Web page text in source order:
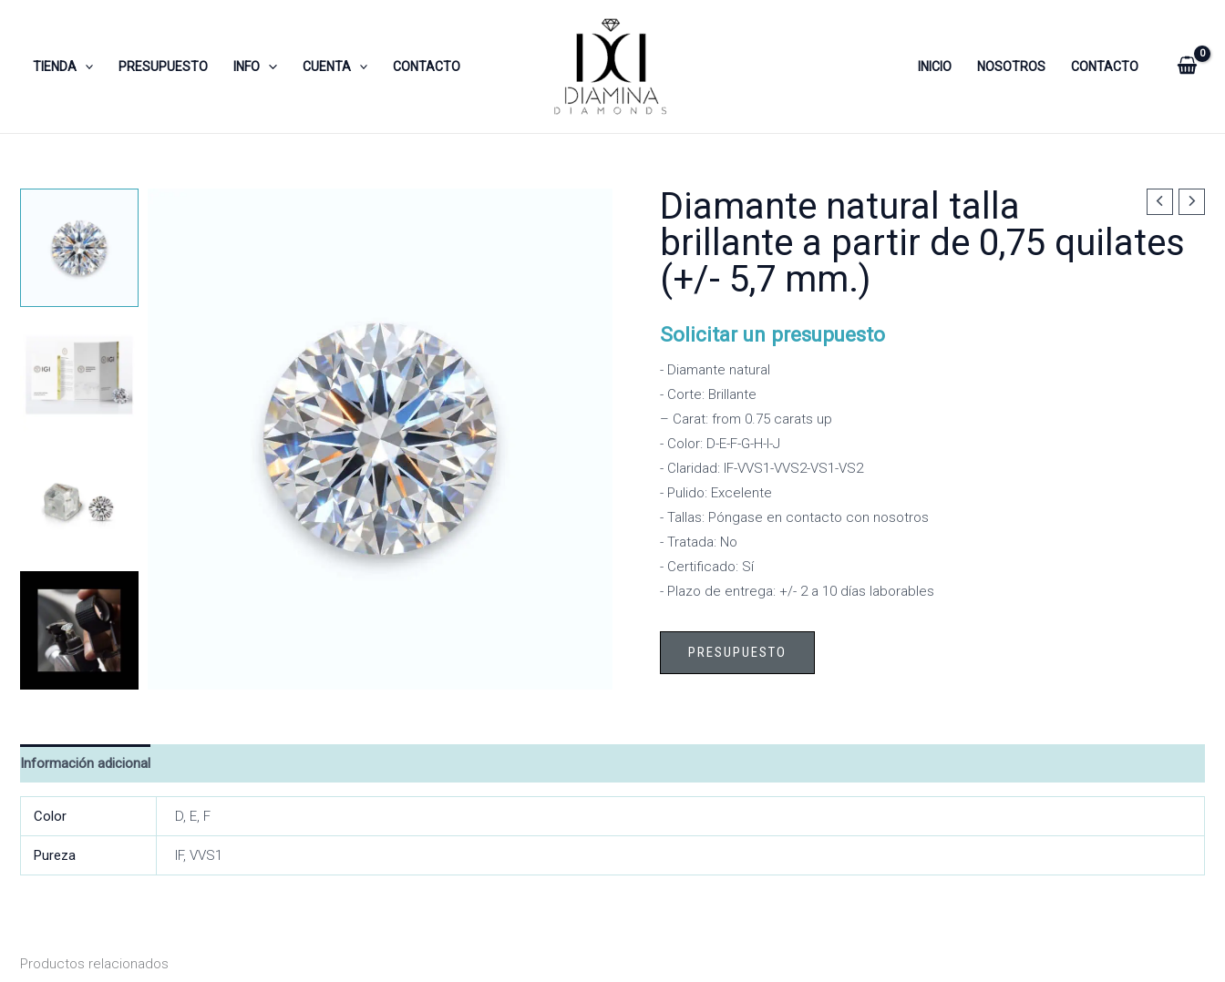
contenido
TIENDA PRESUPUESTO INFO CUENTA CONTACTO INICIO NOSOTROS CONTACTO
Diamante natural talla
brillante a partir de 0,75 quilates
(+/- 5,7 mm.)
Solicitar un presupuesto
- Diamante natural
- Corte: Brillante
– Carat: from 0.75 carats up
- Color: D-E-F-G-H-I-J
- Claridad: IF-VVS1-VVS2-VS1-VS2
- Pulido: Excelente
- Tallas: Póngase en contacto con nosotros
- Tratada: No
- Certificado: Sí
- Plazo de entrega: +/- 2 a 10 días laborables
PRESUPUESTO
Información adicional
Color D, E, F
Pureza IF, VVS1
Productos relacionados